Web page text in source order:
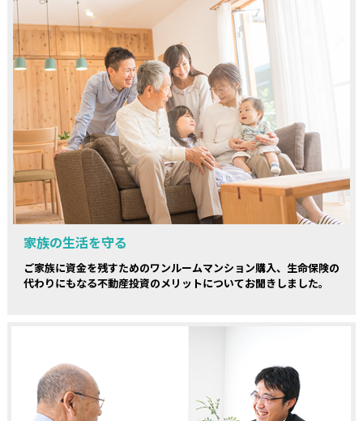
家族の生活を守る
ご家族に資金を残すためのワンルームマンション購入、生命保険の
代わりにもなる不動産投資のメリットについてお聞きしました。